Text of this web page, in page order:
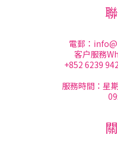
電郵：
客户服務
+852 6239
服務時間：星